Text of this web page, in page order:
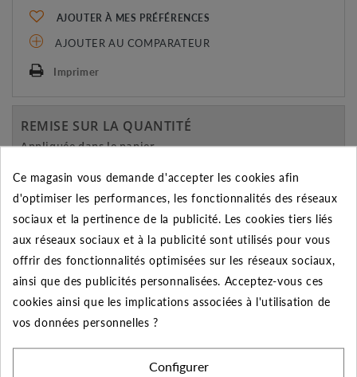
AJOUTER À MES PRÉFÉRENCES
AJOUTER AU COMPARATEUR
Imprimer
REMISE SUR LA QUANTITÉ
Appliquée dans le panier
Quantité Remise Vous économisez
10 5% Jusqu'à2,46 €
DESCRIPTION DU PRODUIT
Ce magasin vous demande d'accepter les cookies afin
d'optimiser les performances, les fonctionnalités des réseaux
sociaux et la pertinence de la publicité. Les cookies tiers liés
aux réseaux sociaux et à la publicité sont utilisés pour vous
offrir des fonctionnalités optimisées sur les réseaux sociaux,
ainsi que des publicités personnalisées. Acceptez-vous ces
cookies ainsi que les implications associées à l'utilisation de
vos données personnelles ?
Configurer